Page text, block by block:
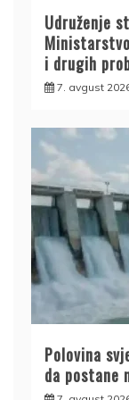
Udruženje
i drugih
7. avgust
Polovina
da postane